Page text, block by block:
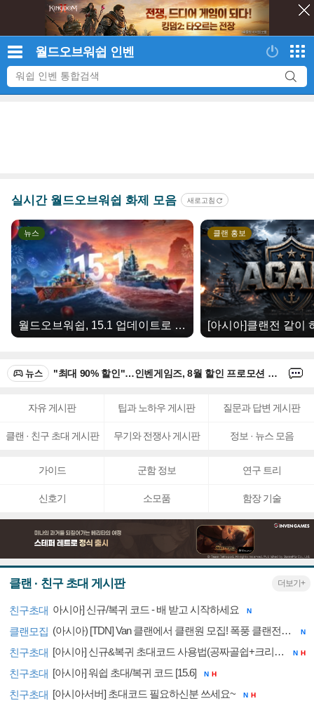
월드오브워쉽 인벤
실시간 월드오브워쉽 화제 모음 새로고침
뉴스
월드오브워쉽, 15.1 업데이트로 신년 달맞이 이벤트 진행
클랜 홍보
"최대 90% 할인"…인벤게임즈, 8월 할인 프로모션 개시
category
모바일 MMOTPS '더 디비전 리서전스', 6일 스팀에도 출시
icon
2
category
icon
팬텀 블레이드 제로, 12일 예약판매 개시…신규 트레일러 공개 예정
category
icon
category
icon
모바일 MMOTPS '더 디비전 리서전스', 6일 스팀에도 출시
icon
2
category
icon
팬텀 블레이드 제로, 12일 예약판매 개시…신규 트레일러 공개 예정
icon
category
icon
PS5 실물 패키지에 '디스크 중단' 안내 스티커 붙었다
icon
category
'비튼 패스', 2027년 콘솔·PC 발매
comment
category
icon
"최대 90% 할인"…인벤게임즈, 8월 할인 프로모션 개시
icon
category
모바일 MMOTPS '더 디비전 리서전스', 6일 스팀에도 출시
icon
2
category
팬텀 블레이드 제로, 12일 예약판매 개시…신규 트레일러 공개 예정
category
PS5 실물 패키지에 '디스크 중단' 안내 스티커 붙었다
icon
icon
자유 게시판 팁과 노하우 게시판 질문과 답변 게시판
클랜 · 친구 초대 게시판 무기와 전쟁사 게시판 정보 · 뉴스 모음
가이드 군함 정보 연구 트리
신호기 소모품 함장 기술
클랜 · 친구 초대 게시판 더보기+
친구초대 아시아] 신규/복귀 코드 - 배 받고 시작하세요 N
클랜모집 (아시아) [TDN] Van 클랜에서 클랜원 모집! 폭풍 클랜전 참여하실분도 환영합니다! N
친구초대 [아시아] 신규&복귀 초대코드 사용법(공짜골쉽+크리딧) N H
친구초대 [아시아] 워쉽 초대/복귀 코드 [15.6] N H
친구초대 [아시아서버] 초대코드 필요하신분 쓰세요~ N H